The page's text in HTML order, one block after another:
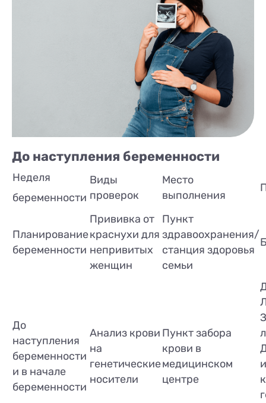
До наступления беременности
Неделя
беременности
Виды
проверок
Место
выполнения
Планирование
беременности
Прививка от
краснухи для
непривитых
женщин
Пункт
здравоохранения/
станция здоровья
семьи
До
наступления
беременности
и в начале
беременности
Анализ крови
на
генетические
носители
Пункт забора
крови в
медицинском
центре